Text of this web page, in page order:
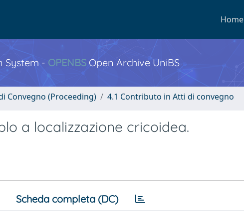
Home
System - OPENBS Open Archive UniBS
Convegno (Proceeding) 4.1 Contributo in Atti di convegno
a localizzazione cricoidea.
Scheda completa (DC)